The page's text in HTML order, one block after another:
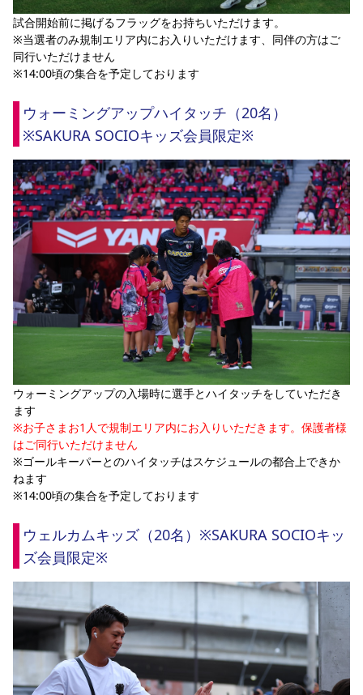
試合開始前に掲げるフラッグをお持ちいただけます。
※当選者のみ規制エリア内にお入りいただけます、同伴の方はご
同行いただけません
※14:00頃の集合を予定しております
ウォーミングアップハイタッチ（20名）
※SAKURA SOCIOキッズ会員限定※
ウォーミングアップの入場時に選手とハイタッチをしていただき
ます
※お子さまお1人で規制エリア内にお入りいただきます。保護者様
はご同行いただけません
※ゴールキーパーとのハイタッチはスケジュールの都合上できか
ねます
※14:00頃の集合を予定しております
ウェルカムキッズ（20名）※SAKURA SOCIOキッ
ズ会員限定※